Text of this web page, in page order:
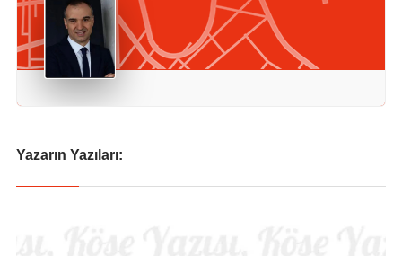
Yazarın Yazıları: